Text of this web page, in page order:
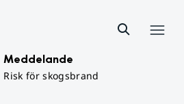
Meddelande
Risk för skogsbrand